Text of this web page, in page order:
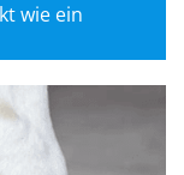
wie ein